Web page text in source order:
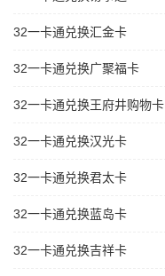
32一卡通兑换汇金卡
32一卡通兑换广聚福卡
32一卡通兑换王府井购物卡
32一卡通兑换汉光卡
32一卡通兑换君太卡
32一卡通兑换蓝岛卡
32一卡通兑换吉祥卡